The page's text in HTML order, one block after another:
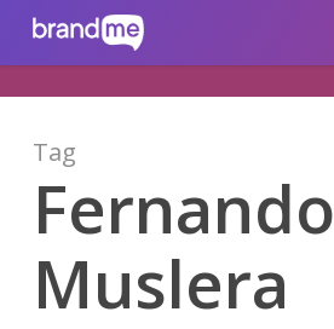
brandme.la
Tag
Fernando
Muslera